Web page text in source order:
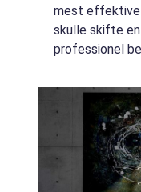
mest effektive
skulle skifte
professionel
indbydende